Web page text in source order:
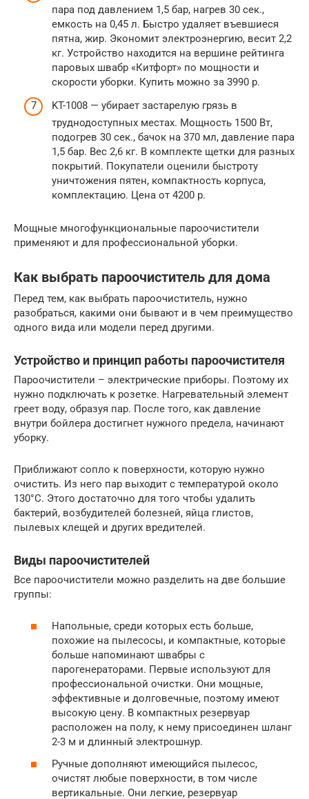
пара под давлением 1,5 бар, нагрев 30 сек.,
емкость на 0,45 л. Быстро удаляет въевшиеся
пятна, жир. Экономит электроэнергию, весит 2,2
кг. Устройство находится на вершине рейтинга
паровых швабр «Китфорт» по мощности и
скорости уборки. Купить можно за 3990 р.
KT-1008 — убирает застарелую грязь в
труднодоступных местах. Мощность 1500 Вт,
подогрев 30 сек., бачок на 370 мл, давление пара
1,5 бар. Вес 2,6 кг. В комплекте щетки для разных
покрытий. Покупатели оценили быстроту
уничтожения пятен, компактность корпуса,
комплектацию. Цена от 4200 р.
Мощные многофункциональные пароочистители
применяют и для профессиональной уборки.
Как выбрать пароочиститель для дома
Перед тем, как выбрать пароочиститель, нужно
разобраться, какими они бывают и в чем преимущество
одного вида или модели перед другими.
Устройство и принцип работы пароочистителя
Пароочистители – электрические приборы. Поэтому их
нужно подключать к розетке. Нагревательный элемент
греет воду, образуя пар. После того, как давление
внутри бойлера достигнет нужного предела, начинают
уборку.
Приближают сопло к поверхности, которую нужно
очистить. Из него пар выходит с температурой около
130°С. Этого достаточно для того чтобы удалить
бактерий, возбудителей болезней, яйца глистов,
пылевых клещей и других вредителей.
Виды пароочистителей
Все пароочистители можно разделить на две большие
группы:
Напольные, среди которых есть больше,
похожие на пылесосы, и компактные, которые
больше напоминают швабры с
парогенераторами. Первые используют для
профессиональной очистки. Они мощные,
эффективные и долговечные, поэтому имеют
высокую цену. В компактных резервуар
расположен на полу, к нему присоединен шланг
2-3 м и длинный электрошнур.
Ручные дополняют имеющийся пылесос,
очистят любые поверхности, в том числе
вертикальные. Они легкие, резервуар